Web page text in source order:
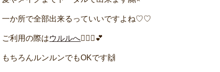
一か所で全部出来るっていいですよね♡♡
ご利用の際はウルルへ🙆🏻‍♀️💕
もちろんルンルンでもOKです🙌